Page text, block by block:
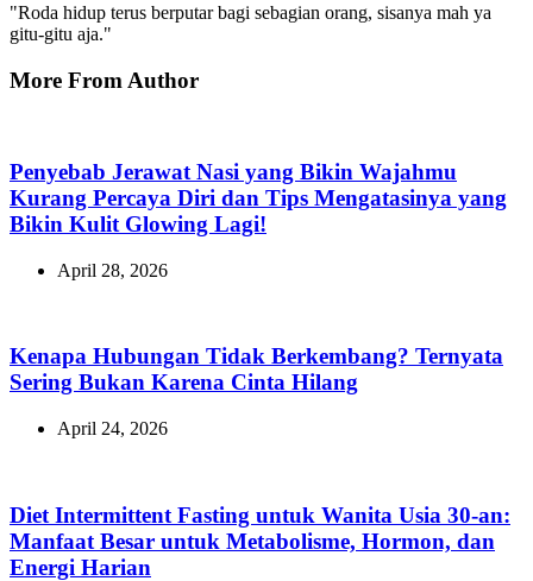
"Roda hidup terus berputar bagi sebagian orang, sisanya mah ya
gitu-gitu aja."
More From Author
Penyebab Jerawat Nasi yang Bikin Wajahmu
Kurang Percaya Diri dan Tips Mengatasinya yang
Bikin Kulit Glowing Lagi!
April 28, 2026
Kenapa Hubungan Tidak Berkembang? Ternyata
Sering Bukan Karena Cinta Hilang
April 24, 2026
Diet Intermittent Fasting untuk Wanita Usia 30-an:
Manfaat Besar untuk Metabolisme, Hormon, dan
Energi Harian